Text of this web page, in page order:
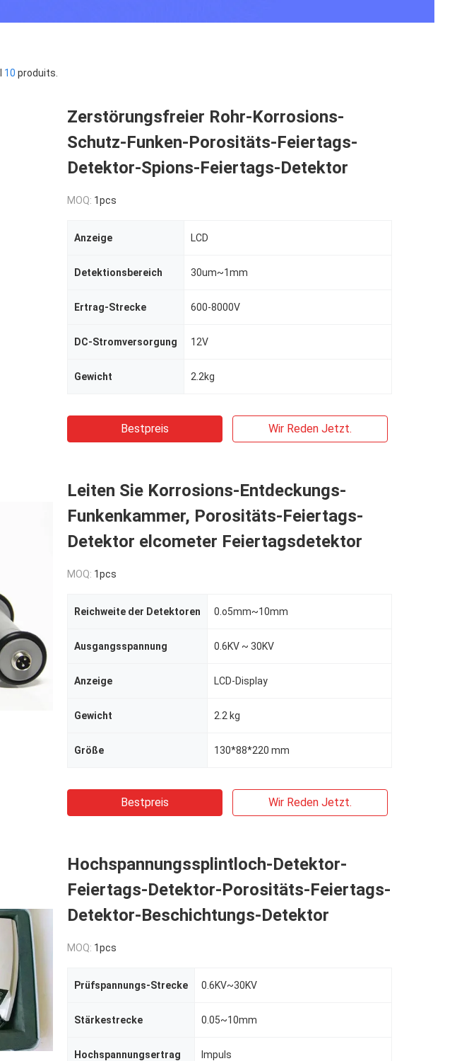
10 produits.
Zerstörungsfreier Rohr-Korrosions-
Schutz-Funken-Porositäts-Feiertags-
Detektor-Spions-Feiertags-Detektor
MOQ: 1pcs
Anzeige LCD
Detektionsbereich 30um~1mm
Ertrag-Strecke 600-8000V
DC-Stromversorgung 12V
Gewicht 2.2kg
Bestpreis Wir Reden Jetzt.
Leiten Sie Korrosions-Entdeckungs-
Funkenkammer, Porositäts-Feiertags-
Detektor elcometer Feiertagsdetektor
MOQ: 1pcs
Reichweite der Detektoren 0.o5mm~10mm
Ausgangsspannung 0.6KV ~ 30KV
Anzeige LCD-Display
Gewicht 2.2 kg
Größe 130*88*220 mm
Bestpreis Wir Reden Jetzt.
Hochspannungssplintloch-Detektor-
Feiertags-Detektor-Porositäts-Feiertags-
Detektor-Beschichtungs-Detektor
MOQ: 1pcs
Prüfspannungs-Strecke 0.6KV~30KV
Stärkestrecke 0.05~10mm
Hochspannungsertrag Impuls